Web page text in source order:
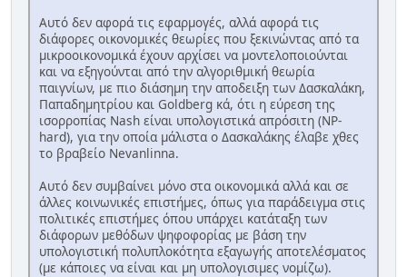
Αυτό δεν αφορά τις εφαρμογές, αλλά αφορά τις
διάφορες οικονομικές θεωρίες που ξεκινώντας από τα
μικροοικονομικά έχουν αρχίσει να μοντελοποιούνται
και να εξηγούνται από την αλγοριθμική θεωρία
παιγνίων, με πιο διάσημη την αποδειξη των Δασκαλάκη,
Παπαδημητρίου και Goldberg κά, ότι η εύρεση της
ισορροπίας Nash είναι υπολογιστικά απρόσιτη (NP-
hard), για την οποία μάλιστα ο Δασκαλάκης έλαβε χθες
το βραβείο Nevanlinna.
Αυτό δεν συμβαίνει μόνο στα οικονομικά αλλά και σε
άλλες κοινωνικές επιστήμες, όπως για παράδειγμα στις
πολιτικές επιστήμες όπου υπάρχει κατάταξη των
διάφορων μεθόδων ψηφοφορίας με βάση την
υπολογιστική πολυπλοκότητα εξαγωγής αποτελέσματος
(με κάποιες να είναι και μη υπολογισιμες νομίζω).